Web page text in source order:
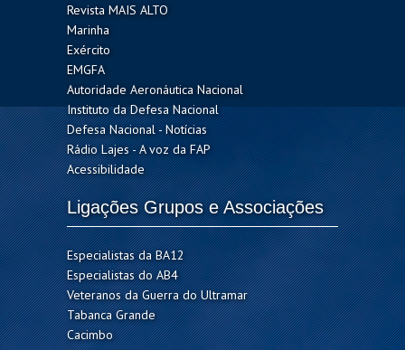
Revista MAIS ALTO
Marinha
Exército
EMGFA
Autoridade Aeronáutica Nacional
Instituto da Defesa Nacional
Defesa Nacional - Notícias
Rádio Lajes - A voz da FAP
Acessibilidade
Ligações Grupos e Associações
Especialistas da BA12
Especialistas do AB4
Veteranos da Guerra do Ultramar
Tabanca Grande
Cacimbo